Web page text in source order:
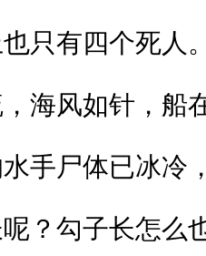
只有四个死人
海风如针，船
手尸体已冰冷
？勾子长怎么